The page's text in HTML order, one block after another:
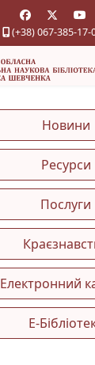
(+38) 067-385-17-
Новини
Ресурси
Послуги
Електронний
Е-